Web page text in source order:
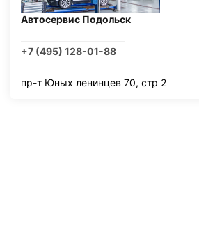
Автосервис Подольск
+7 (495) 128-01-88
пр-т Юных ленинцев 70, стр 2